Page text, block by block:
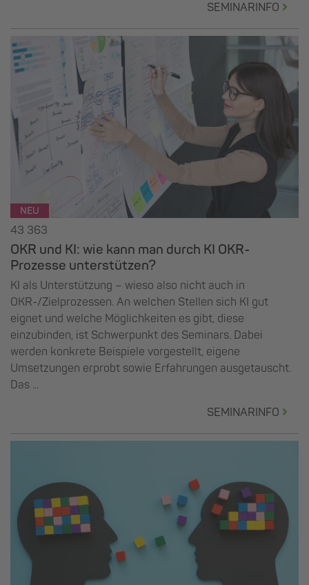
SEMINARINFO
NEU
43 363
OKR und KI: wie kann man durch KI OKR-
Prozesse unterstützen?
KI als Unterstützung – wieso also nicht auch in
OKR-/Zielprozessen. An welchen Stellen sich KI gut
eignet und welche Möglichkeiten es gibt, diese
einzubinden, ist Schwerpunkt des Seminars. Dabei
werden konkrete Beispiele vorgestellt, eigene
Umsetzungen erprobt sowie Erfahrungen ausgetauscht.
Das ...
SEMINARINFO